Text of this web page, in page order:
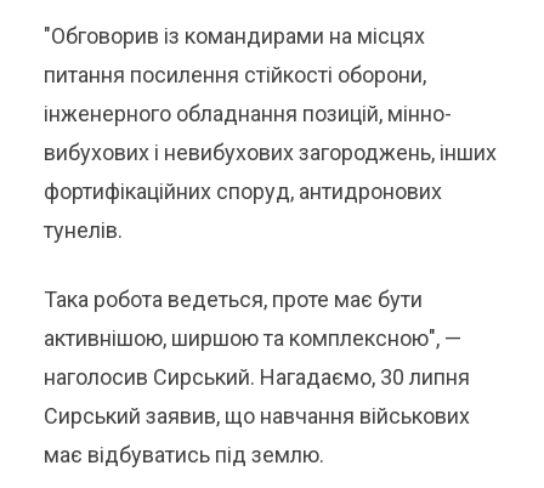
"Обговорив із командирами на місцях
питання посилення стійкості оборони,
інженерного обладнання позицій, мінно-
вибухових і невибухових загороджень, інших
фортифікаційних споруд, антидронових
тунелів.
Така робота ведеться, проте має бути
активнішою, ширшою та комплексною", —
наголосив Сирський. Нагадаємо, 30 липня
Сирський заявив, що навчання військових
має відбуватись під землю.